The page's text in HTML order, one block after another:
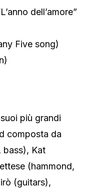
dell’amore”
Five song)
più grandi
composta da
bass), Kat
(hammond,
(guitars),